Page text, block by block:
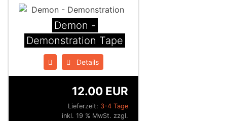
Demon -
Demonstration Tape
Details
Lieferzeit: 3-4 Tage
12.00 EUR
inkl. 19 % MwSt. zzgl.